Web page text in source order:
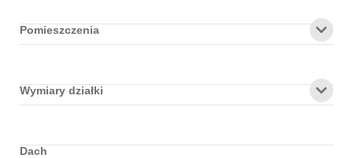
Pomieszczenia
Wymiary działki
Dach